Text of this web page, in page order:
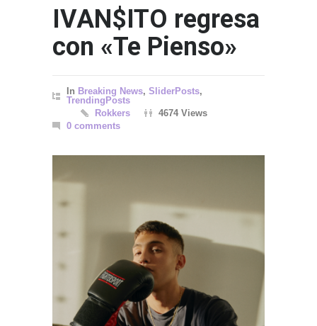
IVAN$ITO regresa
con «Te Pienso»
In Breaking News, SliderPosts,
TrendingPosts
Rokkers
4674 Views
0 comments